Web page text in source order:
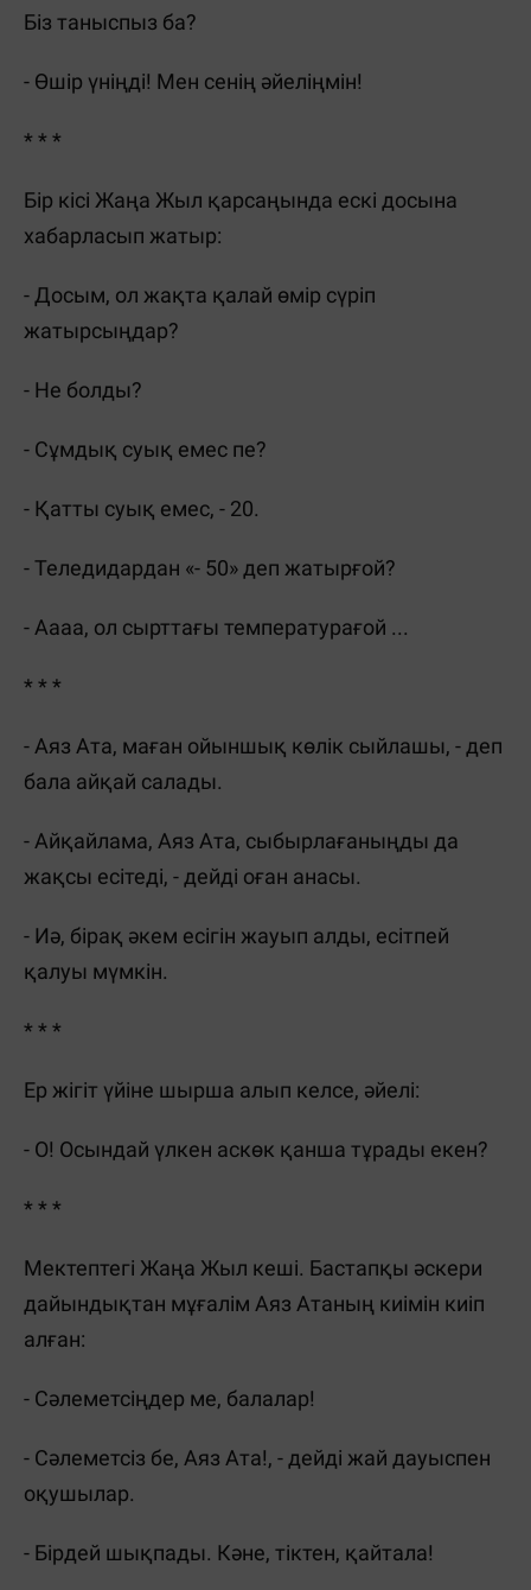
Біз таныспыз ба?
- Өшір үніңді! Мен сенің әйеліңмін!
* * *
Бір кісі Жаңа Жыл қарсаңында ескі досына
хабарласып жатыр:
- Досым, ол жақта қалай өмір сүріп
жатырсыңдар?
- Не болды?
- Сұмдық суық емес пе?
- Қатты суық емес, - 20.
- Теледидардан «- 50» деп жатырғой?
- Аааа, ол сырттағы температурағой ...
* * *
- Аяз Ата, маған ойыншық көлік сыйлашы, - деп
бала айқай салады.
- Айқайлама, Аяз Ата, сыбырлағаныңды да
жақсы есітеді, - дейді оған анасы.
- Иә, бірақ әкем есігін жауып алды, есітпей
қалуы мүмкін.
* * *
Ер жігіт үйіне шырша алып келсе, әйелі:
- О! Осындай үлкен аскөк қанша тұрады екен?
* * *
Мектептегі Жаңа Жыл кеші. Бастапқы әскери
дайындықтан мұғалім Аяз Атаның киімін киіп
алған:
- Сәлеметсіңдер ме, балалар!
- Сәлеметсіз бе, Аяз Ата!, - дейді жай дауыспен
оқушылар.
- Бірдей шықпады. Кәне, тіктен, қайтала!